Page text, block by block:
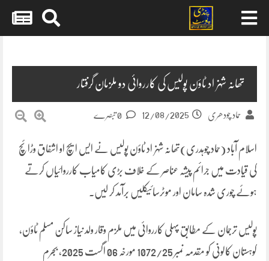
تھانہ شہزاد ٹاؤن پولیس کی کارروائی دو ملزمان گرفتار
حماد چودھری 12/08/2025
اسلام آباد (حماد چوہدری)تھانہ شہزاد ٹاؤن پولیس نے ایس ایچ او اشفاق وڑائچ
کی قیادت میں جرائم پیشہ عناصر کے خلاف بڑی کامیاب کارروائیاں کرتے
ہوئے چوری شدہ سامان اور موٹرسائیکلیں برآمد کر لیں۔
پولیس ترجمان کے مطابق پہلی کارروائی میں ملزم وقار ولد نیاز ساکن مسلم ٹاؤن،
کوہستان کالونی کو مقدمہ نمبر 1072/25 مورخہ 06 اگست 2025، بجرم